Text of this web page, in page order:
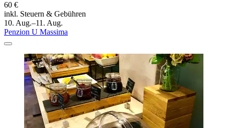
60 €
inkl. Steuern & Gebühren
10. Aug.–11. Aug.
Penzion U Massima